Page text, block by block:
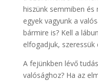
hiszünk semmiben és
egyek vagyunk a
bármire is? Kell a
elfogadjuk, szeressük
A fejünkben lévő
valósághoz? Ha az